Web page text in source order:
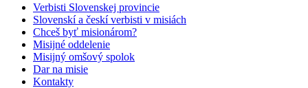
Verbisti Slovenskej provincie
Slovenskí a českí verbisti v misiách
Chceš byť misionárom?
Misijné oddelenie
Misijný omšový spolok
Dar na misie
Kontakty